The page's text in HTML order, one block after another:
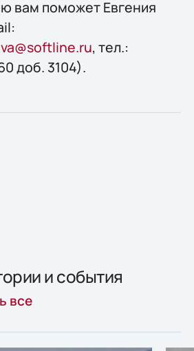
вам поможет Евгения
, тел.:
доб. 3104).
и события
все